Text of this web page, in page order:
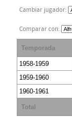
Cambiar jugador:
Comparar con:
Temporada
1958-1959
1959-1960
1960-1961
Total